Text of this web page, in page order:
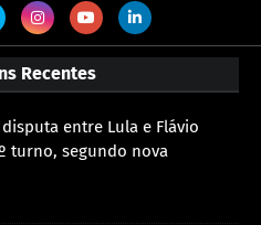
Recentes
entre Lula e Flávio
turno, segundo nova